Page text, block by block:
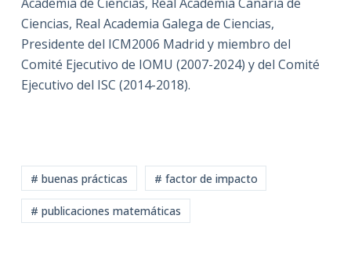
Ciencias, Real Academia Galega de Ciencias,
Presidente del ICM2006 Madrid y miembro del
Comité Ejecutivo de IOMU (2007-2024) y del Comité
Ejecutivo del ISC (2014-2018).
# buenas prácticas # factor de impacto
# publicaciones matemáticas